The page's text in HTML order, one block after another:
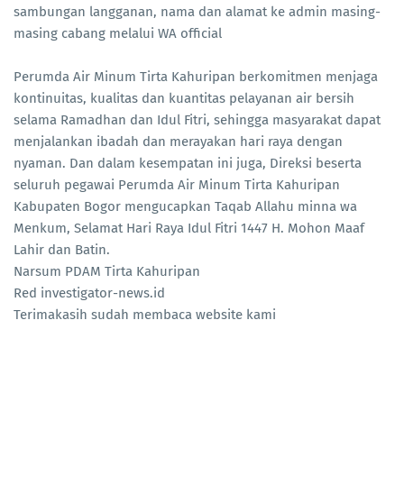
sambungan langganan, nama dan alamat ke admin masing-
masing cabang melalui WA official
Perumda Air Minum Tirta Kahuripan berkomitmen menjaga
kontinuitas, kualitas dan kuantitas pelayanan air bersih
selama Ramadhan dan Idul Fitri, sehingga masyarakat dapat
menjalankan ibadah dan merayakan hari raya dengan
nyaman. Dan dalam kesempatan ini juga, Direksi beserta
seluruh pegawai Perumda Air Minum Tirta Kahuripan
Kabupaten Bogor mengucapkan Taqab Allahu minna wa
Menkum, Selamat Hari Raya Idul Fitri 1447 H. Mohon Maaf
Lahir dan Batin.
Narsum PDAM Tirta Kahuripan
Red investigator-news.id
Terimakasih sudah membaca website kami